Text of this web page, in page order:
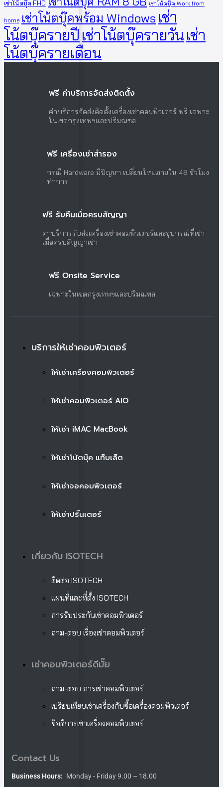
เช่าโน้ตบุ๊ค FHD เช่าโน้ตบุ๊ค Work from
home เช่าโน้ตบุ๊คพร้อม Windows เช่า
โน้ตบุ๊ครายปี เช่าโน้ตบุ๊ครายวันเช่า
โน้ตบุ๊ครายเดือน
ฟรี ค่าบริการจัดส่งติดตั้ง
ค่าบริการจัดส่งติดตั้งเครื่องเช่าคอมพิวเตอร์ ฟรี เฉพาะ
ในเขตกรุงเทพฯและปริมณฑล
ฟรี เครื่องเช่าสำรอง
กรณี Hardware มีปัญหา เปลี่ยนใหม่ภายใน 48 ชั่วโมง
ทำการ
ฟรี รับคืนเมื่อครบสัญญา
ค่าบริการรับส่งเครื่องเช่าคอมพิวเตอร์และอุปกรณ์ที่เช่า
เมื่อครบสัญญาเช่า
ฟรี Onsite Service
เฉพาะในเขตกรุงเทพฯและปริมณฑล
บริการให้เช่าคอมพิวเตอร์
ให้เช่าเครื่องคอมพิวเตอร์
ให้เช่าคอมพิวเตอร์ AIO
ให้เช่า iMAC MacBook
ให้เช่าโน้ตบุ๊ค แท็บเล็ต
ให้เช่าจอคอมพิวเตอร์
ให้เช่าปริ๊นเตอร์
เกี่ยวกับ ISOTECH
ติดต่อ ISOTECH
แผนที่และที่ตั้ง ISOTECH
การรับประกันเช่าคอมพิวเตอร์
ถาม-ตอบ เรื่องเช่าคอมพิวเตอร์
เช่าคอมพิวเตอร์ดีมั๊ย
ถาม-ตอบ การเช่าคอมพิวเตอร์
เปรียบเทียบเช่าเครื่องกับซื้อเครื่องคอมพิวเตอร์
ข้อดีการเช่าเครื่องคอมพิวเตอร์
Contact Us
Business Hours: Monday - Friday 9.00 – 18.00